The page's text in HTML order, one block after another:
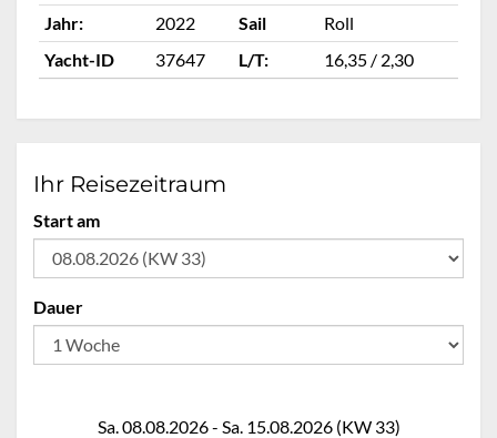
Jahr: 2022 Sail
Roll
Yacht-ID
37647 L/T: 16,35 / 2,30
Ihr Reisezeitraum
Start am
Dauer
Sa. 08.08.2026 - Sa. 15.08.2026 (KW 33)